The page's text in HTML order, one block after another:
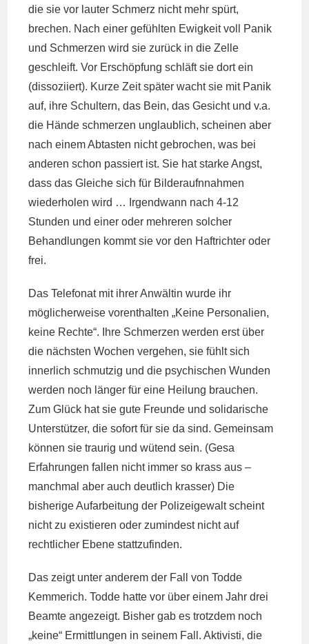
die sie vor lauter Schmerz nicht mehr spürt,
brechen. Nach einer gefühlten Ewigkeit voll Panik
und Schmerzen wird sie zurück in die Zelle
geschleift. Vor Erschöpfung schläft sie dort ein
(dissoziiert). Kurze Zeit später wacht sie mit Panik
auf, ihre Schultern, das Bein, das Gesicht und v.a.
die Hände schmerzen unglaublich, scheinen aber
nach einem Abtasten nicht gebrochen, was bei
anderen schon passiert ist. Sie hat starke Angst,
dass das Gleiche sich für Bilderaufnnahmen
wiederholen wird … Irgendwann nach 4-12
Stunden und einer oder mehreren solcher
Behandlungen kommt sie vor den Haftrichter oder
frei.
Das Telefonat mit ihrer Anwältin wurde ihr
möglicherweise vorenthalten „Keine Personalien,
keine Rechte“. Ihre Schmerzen werden erst über
die nächsten Wochen vergehen, sie fühlt sich
innerlich schmutzig und die psychischen Wunden
werden noch länger für eine Heilung brauchen.
Zum Glück hat sie gute Freunde und solidarische
Unterstützer, die sofort für sie da sind. Gemeinsam
können sie traurig und wütend sein. (Gesa
Erfahrungen fallen nicht immer so krass aus –
manchmal aber auch deutlich krasser) Die
bisherige Aufarbeitung der Polizeigewalt scheint
nicht zu existieren oder zumindest nicht auf
rechtlicher Ebene stattzufinden.
Das zeigt unter anderem der Fall von Todde
Kemmerich. Todde hatte vor über einem Jahr drei
Beamte angezeigt. Bisher gab es trotzdem noch
„keine“ Ermittlungen in seinem Fall. Aktivisti, die